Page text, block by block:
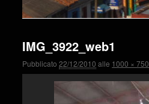
IMG_3922_web1
Pubblicato22/12/2010 alle 1000 × 750